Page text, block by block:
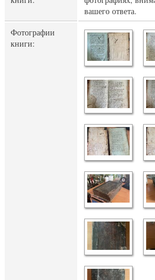
вашего ответа.
Фотографии
книги: